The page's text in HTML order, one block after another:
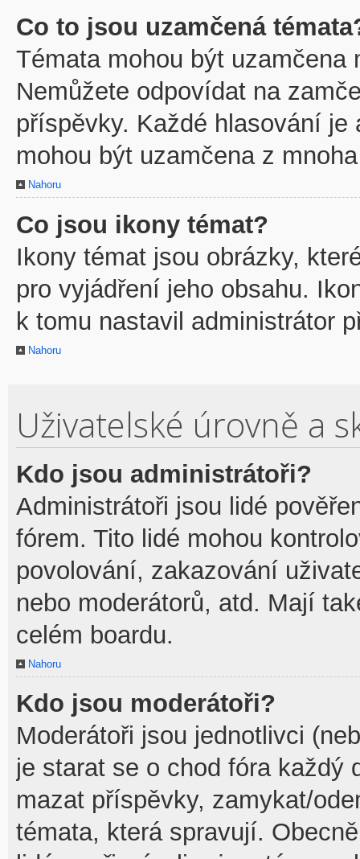
Co to jsou uzamčená
Témata mohou být uzamčena
Nemůžete odpovídat na
příspěvky. Každé hlasování
mohou být uzamčena z
Nahoru
Co jsou ikony témat?
Ikony témat jsou obrázky,
pro vyjádření jeho obsahu.
k tomu nastavil administrátor
Nahoru
Uživatelské úrovně a
Kdo jsou administrátoři?
Administrátoři jsou lidé
fórem. Tito lidé mohou
povolování, zakazování
nebo moderátorů, atd. Mají
celém boardu.
Nahoru
Kdo jsou moderátoři?
Moderátoři jsou jednotlivci
je starat se o chod fóra každý
mazat příspěvky, zamykat/
témata, která spravují.